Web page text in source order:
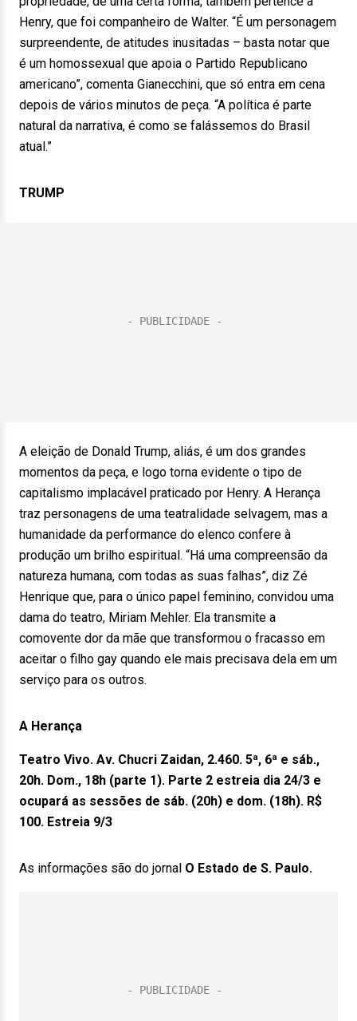
Henry, que foi companheiro de Walter. “É um personagem
surpreendente, de atitudes inusitadas – basta notar que
é um homossexual que apoia o Partido Republicano
americano”, comenta Gianecchini, que só entra em cena
depois de vários minutos de peça. “A política é parte
natural da narrativa, é como se falássemos do Brasil
atual.”
TRUMP
A eleição de Donald Trump, aliás, é um dos grandes
momentos da peça, e logo torna evidente o tipo de
capitalismo implacável praticado por Henry. A Herança
traz personagens de uma teatralidade selvagem, mas a
humanidade da performance do elenco confere à
produção um brilho espiritual. “Há uma compreensão da
natureza humana, com todas as suas falhas”, diz Zé
Henrique que, para o único papel feminino, convidou uma
dama do teatro, Miriam Mehler. Ela transmite a
comovente dor da mãe que transformou o fracasso em
aceitar o filho gay quando ele mais precisava dela em um
serviço para os outros.
A Herança
Teatro Vivo. Av. Chucri Zaidan, 2.460. 5ª, 6ª e sáb.,
20h. Dom., 18h (parte 1). Parte 2 estreia dia 24/3 e
ocupará as sessões de sáb. (20h) e dom. (18h). R$
100. Estreia 9/3
As informações são do jornal O Estado de S. Paulo.